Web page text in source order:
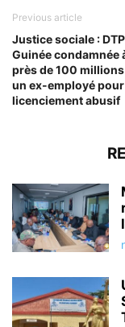
Previous article
Justice sociale :
Guinée condamnée
près de 100 millions
un ex-employé pour
licenciement abusif